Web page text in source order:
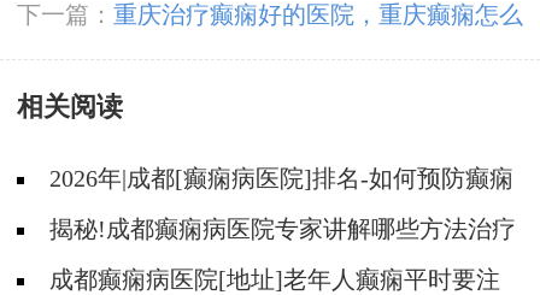
法有哪些?
下一篇： 重庆治疗癫痫好的医院，重庆癫痫怎么
治?
相关阅读
2026年|成都[癫痫病医院]排名-如何预防癫痫
治疗走入误区?
揭秘!成都癫痫病医院专家讲解哪些方法治疗
癫痫好?
成都癫痫病医院[地址]老年人癫痫平时要注